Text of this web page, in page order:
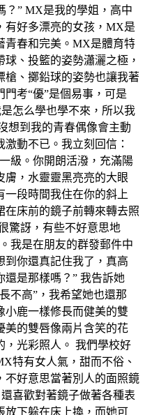
？” MX是我的學姐，高中
有好多漂亮的女孩，MX是
青春和完美。MX是體育特
、投籃的姿勢瀟灑之極，
槍、擲鉛球的姿勢也讓我著
考“優”是個易事，可是
怎么學也學不來，所以我
想到我的青春偶像會主動
動不已。我立刻回信：
級。你開朗活潑，充滿陽
膚，水靈靈黑亮亮的大眼
一段時間我住在你的斜上
在床前的鏡子前轉來轉去照
驚訝，有些不好意思地
我是在朋友的群發郵件中
到你還真記住我了，真高
是那樣嗎？” 我告訴她
不高”，我希望她也還那
小鹿一樣修長而健美的雙
美的雙唇像兩片含笑的花
，光彩照人。 我們學校好
特有女人氣，甜而不俗、
不好意思當著別人的面照鏡
喜歡對著鏡子做著各種表
放下躲在床上換，而她可